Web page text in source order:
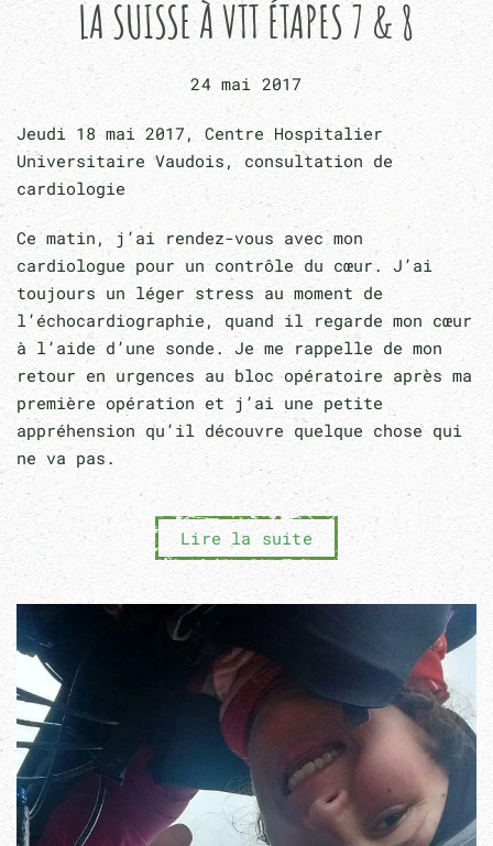
LA SUISSE À VTT ÉTAPES 7 & 8
24 mai 2017
Jeudi 18 mai 2017, Centre Hospitalier
Universitaire Vaudois, consultation de
cardiologie
Ce matin, j’ai rendez-vous avec mon
cardiologue pour un contrôle du cœur. J’ai
toujours un léger stress au moment de
l’échocardiographie, quand il regarde mon cœur
à l’aide d’une sonde. Je me rappelle de mon
retour en urgences au bloc opératoire après ma
première opération et j’ai une petite
appréhension qu’il découvre quelque chose qui
ne va pas.
Lire la suite